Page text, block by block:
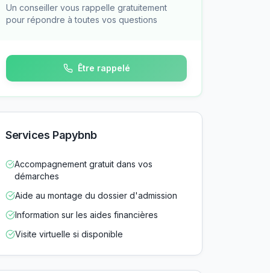
Un conseiller vous rappelle gratuitement
pour répondre à toutes vos questions
Être rappelé
Services Papybnb
Accompagnement gratuit dans vos
démarches
Aide au montage du dossier d'admission
Information sur les aides financières
Visite virtuelle si disponible